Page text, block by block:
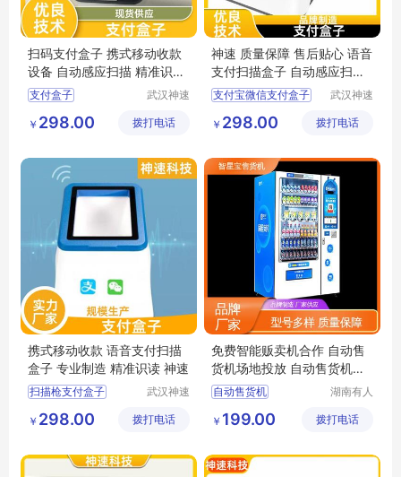
扫码支付盒子 携式移动收款
设备 自动感应扫描 精准识读
神速
支付盒子
智能扫码支付盒子
嵌入式扫码支付盒子批发
武汉神速
公司
￥ 298.00 拨打电话
神速 质量保障 售后贴心 语音
支付扫描盒子 自动感应扫描
口碑较好
支付宝微信支付盒子
条码收银支付盒子
移动支付盒子
武汉神速
公司
￥ 298.00 拨打电话
携式移动收款 语音支付扫描
盒子 专业制造 精准识读 神速
扫描枪支付盒子
移动wifi支付盒子
嵌入式扫码支付盒子批发
武汉神速
公司
￥ 298.00 拨打电话
免费智能贩卖机合作 自动售
货机场地投放 自动售货机投
放合作 有人网络
自动售货机
售货机解决方案运营商
面包售货机
湖南有人
有限公司
￥ 199.00 拨打电话